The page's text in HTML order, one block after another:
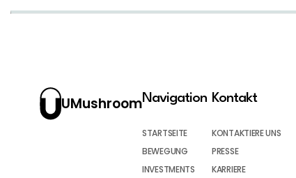
UMushroomNavigation
STARTSEITE
BEWEGUNG
INVESTMENTS
Kontakt
KONTAKTIERE UNS
PRESSE
KARRIERE